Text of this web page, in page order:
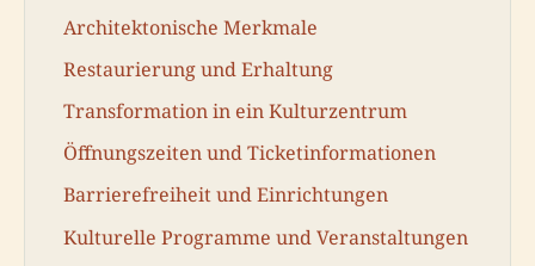
Architektonische Merkmale
Restaurierung und Erhaltung
Transformation in ein Kulturzentrum
Öffnungszeiten und Ticketinformationen
Barrierefreiheit und Einrichtungen
Kulturelle Programme und Veranstaltungen